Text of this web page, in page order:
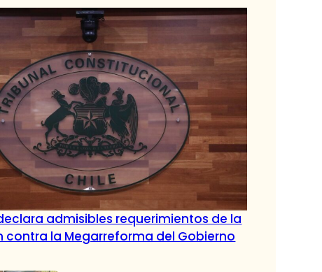
admisibles requerimientos de la
contra la Megarreforma del Gobierno